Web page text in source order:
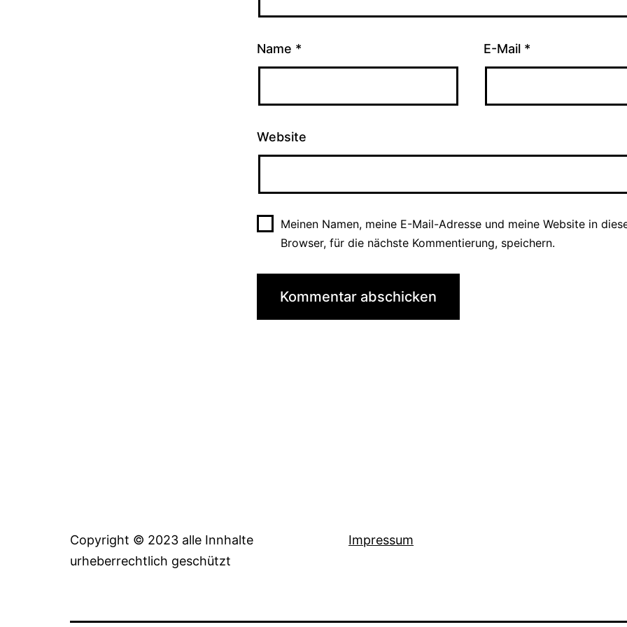
Name * E-Mail *
Website
Meinen Namen, meine E-Mail-Adresse und meine Website in
Browser, für die nächste Kommentierung, speichern.
Copyright © 2023 alle Innhalte
urheberrechtlich geschützt
Impressum